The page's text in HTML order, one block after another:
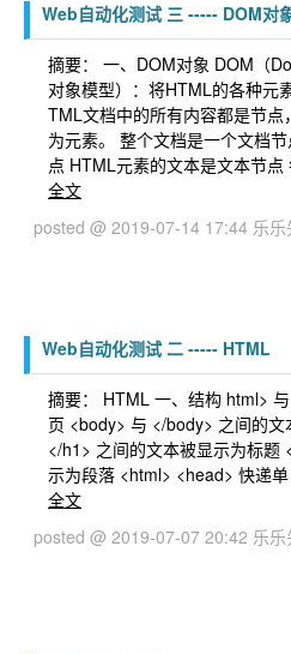
Web自动化测试 三 ----- DOM对
摘要： 一、DOM对象 DOM（
对象模型）：将HTML的各种元
TML文档中的所有内容都是节
为元素。 整个文档是一个文档
点 HTML元素的文本是文本节
全文
posted @ 2019-07-14 17:44 乐乐
Web自动化测试 二 ----- HTML
摘要： HTML 一、结构 html>
页 <body> 与 </body> 之间的
</h1> 之间的文本被显示为标题
示为段落 <html> <head> 快递
全文
posted @ 2019-07-07 20:42 乐乐